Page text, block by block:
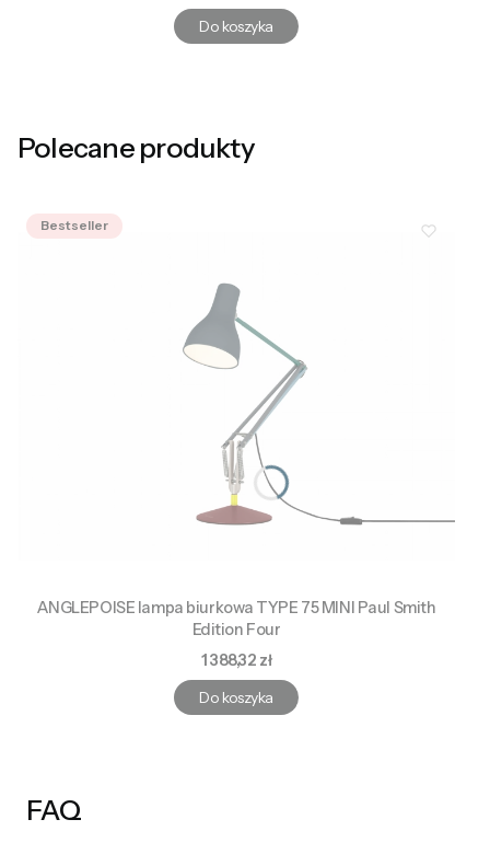
Do koszyka
Polecane produkty
Bestseller
ANGLEPOISE lampa biurkowa TYPE 75 MINI Paul Smith
Edition Four
Cena
1 388,32 zł
Do koszyka
FAQ